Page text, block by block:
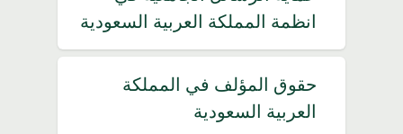
انظمة المملكة العربية السعودية
حقوق المؤلف في المملكة
العربية السعودية